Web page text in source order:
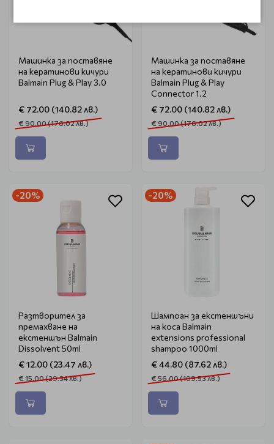
Машинка за поставяне
на кератинови кичури
Balmain Plug & Play 3.0
€ 72.00 (140.82 лв.)
€ 90.00 (176.02 лв.)
Машинка за поставяне
на кератинови кичури
Balmain Plug & Play
Connector 1.2
€ 72.00 (140.82 лв.)
€ 90.00 (176.02 лв.)
-20%
Разтворител за
премахване на
екстеншън Balmain
Dissolvent 50ml
€ 12.00 (23.47 лв.)
€ 15.00 (29.34 лв.)
-20%
Шампоан за екстеншъни
на коса Balmain
extensions professional
shampoo 1000ml
€ 44.80 (87.62 лв.)
€ 56.00 (109.53 лв.)